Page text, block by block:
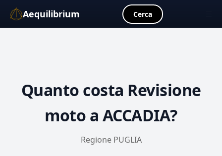
Aequilibrium Cerca
Quanto costa Revisione
moto a ACCADIA?
Regione PUGLIA